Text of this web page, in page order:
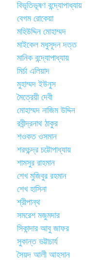
বিভূতিভূষণ বন্দ্যোপাধ্যায়
বেগম রোকেয়া
মহিউদ্দিন মোহাম্মদ
মাইকেল মধুসূদন দত্ত
মানিক বন্দ্যোপাধ্যায়
মির্চা এলিয়াদ
মুহাম্মদ ইউনুস
মৈত্রেয়ী দেবী
মোহাম্মদ নাজিম উদ্দিন
রবীন্দ্রনাথ ঠাকুর
শওকত ওসমান
শরৎচন্দ্র চট্টোপাধ্যায়
শামসুর রাহমান
শেখ মুজিবুর রহমান
শেখ হাসিনা
শ্রীপান্থ
সমরেশ মজুমদার
সিকান্দার আবু জাফর
সুকান্ত ভট্টাচার্য
সৈয়দ আলী আহসান